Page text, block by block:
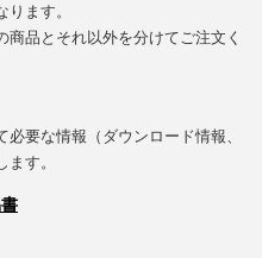
ます。
品とそれ以外を分けてご注文く
要な情報（ダウンロード情報、
す。